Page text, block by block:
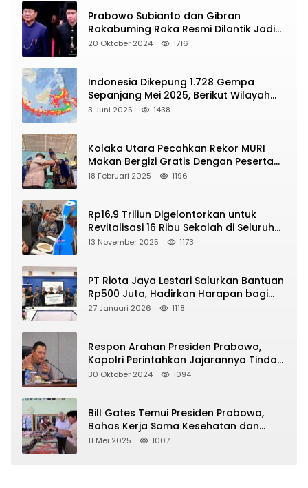
Prabowo Subianto dan Gibran
Rakabuming Raka Resmi Dilantik Jadi
Presiden dan Wapres RI
20 Oktober 2024 1716
Indonesia Dikepung 1.728 Gempa
Sepanjang Mei 2025, Berikut Wilayah
Yang Intens Diguncang!
3 Juni 2025 1438
Kolaka Utara Pecahkan Rekor MURI
Makan Bergizi Gratis Dengan Peserta
Terbanyak
18 Februari 2025 1196
Rp16,9 Triliun Digelontorkan untuk
Revitalisasi 16 Ribu Sekolah di Seluruh
Indonesia
13 November 2025 1173
PT Riota Jaya Lestari Salurkan Bantuan
Rp500 Juta, Hadirkan Harapan bagi
Korban Bencana di Sumatera
27 Januari 2026 1118
Respon Arahan Presiden Prabowo,
Kapolri Perintahkan Jajarannya Tindak
Tegas Pelaku Judi Online
30 Oktober 2024 1094
Bill Gates Temui Presiden Prabowo,
Bahas Kerja Sama Kesehatan dan
Program Makan Bergizi Gratis
11 Mei 2025 1007